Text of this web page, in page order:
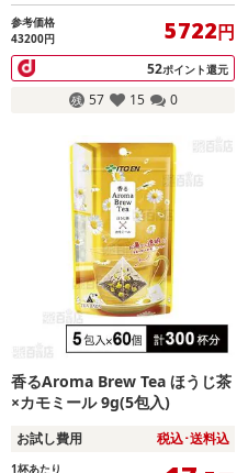
参考価格
43200円
5722円
52ポイント還元
57 15 0
香るAroma Brew Tea ほうじ茶
×カモミール 9g(5包入)
お試し費用 税込･送料込
1杯あたり